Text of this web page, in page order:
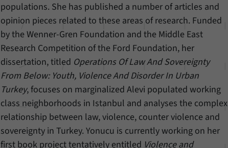
populations. She has published a number of articles and
opinion pieces related to these areas of research. Funded
by the Wenner-Gren Foundation and the Middle East
Research Competition of the Ford Foundation, her
dissertation, titled Operations Of Law And Sovereignty
From Below: Youth, Violence And Disorder In Urban
Turkey, focuses on marginalized Alevi populated working
class neighborhoods in Istanbul and analyses the complex
relationship between law, violence, counter violence and
sovereignty in Turkey. Yonucu is currently working on her
first book project tentatively entitled Violence and